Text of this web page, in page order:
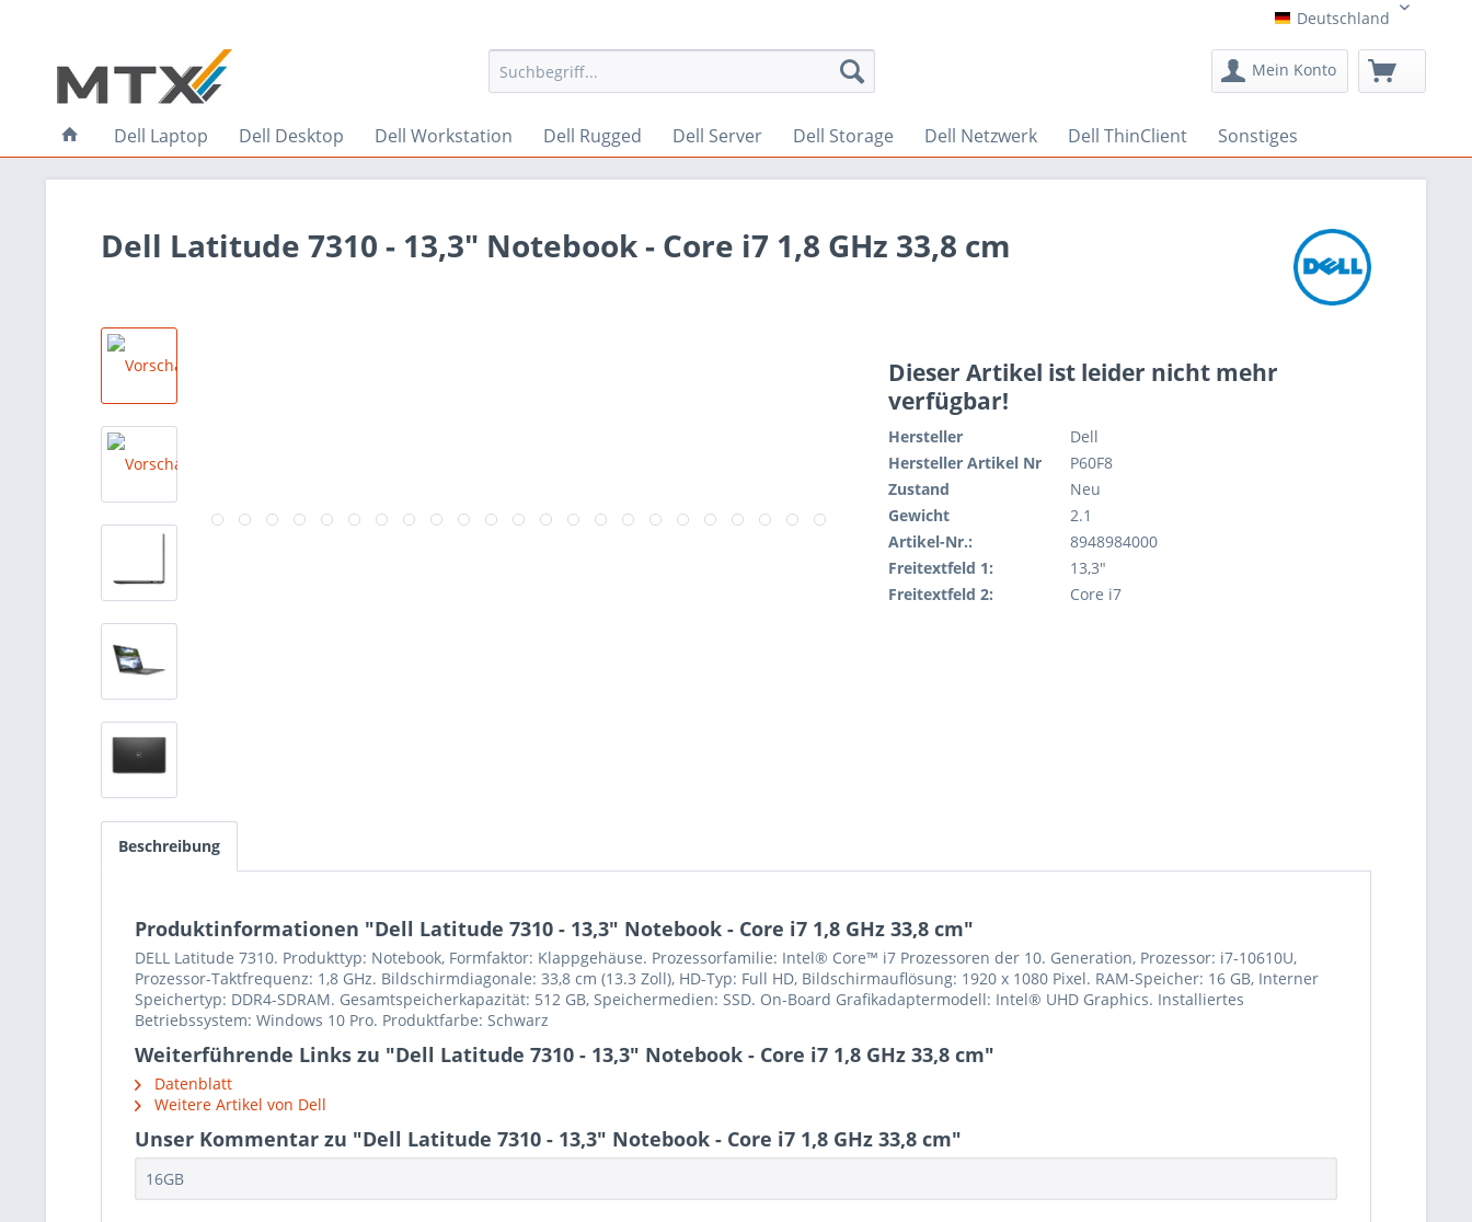
Deutschland
Deutschland
Mein Konto
Dell Laptop Dell Desktop Dell Workstation Dell Rugged Dell Server Dell Storage Dell Netzwerk Dell ThinClient Sonstiges
Dell Latitude 7310 - 13,3" Notebook - Core i7 1,8 GHz 33,8 cm
Dieser Artikel ist leider nicht mehr
verfügbar!
Hersteller
Dell
Hersteller Artikel Nr
P60F8
Zustand
Neu
Gewicht
2.1
Artikel-Nr.:
8948984000
Freitextfeld 1:
13,3"
Freitextfeld 2:
Core i7
Beschreibung
Produktinformationen "Dell Latitude 7310 - 13,3" Notebook - Core i7 1,8 GHz 33,8 cm"
DELL Latitude 7310. Produkttyp: Notebook, Formfaktor: Klappgehäuse. Prozessorfamilie: Intel® Core™ i7 Prozessoren der 10. Generation, Prozessor: i7-10610U,
Prozessor-Taktfrequenz: 1,8 GHz. Bildschirmdiagonale: 33,8 cm (13.3 Zoll), HD-Typ: Full HD, Bildschirmauflösung: 1920 x 1080 Pixel. RAM-Speicher: 16 GB, Interner
Speichertyp: DDR4-SDRAM. Gesamtspeicherkapazität: 512 GB, Speichermedien: SSD. On-Board Grafikadaptermodell: Intel® UHD Graphics. Installiertes
Betriebssystem: Windows 10 Pro. Produktfarbe: Schwarz
Weiterführende Links zu "Dell Latitude 7310 - 13,3" Notebook - Core i7 1,8 GHz 33,8 cm"
Datenblatt
Weitere Artikel von Dell
Unser Kommentar zu "Dell Latitude 7310 - 13,3" Notebook - Core i7 1,8 GHz 33,8 cm"
16GB